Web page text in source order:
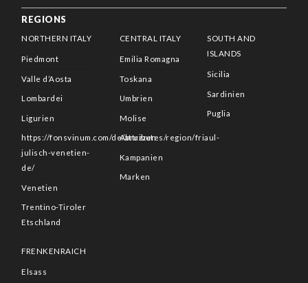
REGIONS
NORTHERN ITALY
Piedmont
Valle d’Aosta
Lombardei
Ligurien
https://fonsvinum.com/de/attributes/region/friaul-
julisch-venetien-
de/
Venetien
Trentino-Tiroler
Etschland
CENTRAL ITALY
Emilia Romagna
Toskana
Umbrien
Molise
Abruzzen
Kampanien
Marken
SOUTH AND
ISLANDS
Sicilia
Sardinien
Puglia
FRENKENRAICH
Elsass